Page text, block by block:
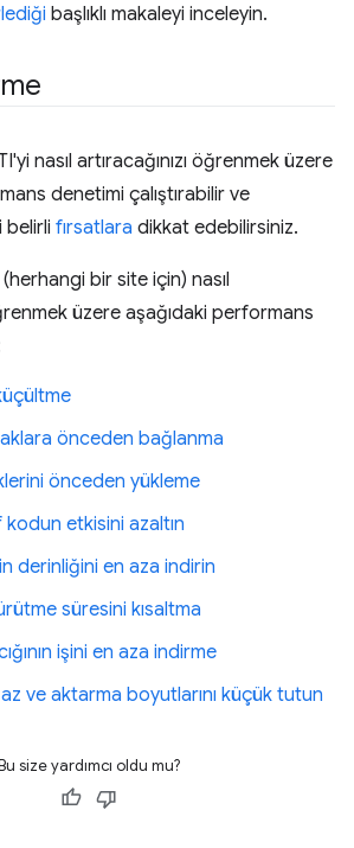
başlıklı makaleyi inceleyin.
nasıl artıracağınızı öğrenmek üzere
denetimi çalıştırabilir ve
belirli fırsatlara dikkat edebilirsiniz.
bir site için) nasıl
üzere aşağıdaki performans
önceden bağlanma
önceden yükleme
etkisini azaltın
derinliğini en aza indirin
süresini kısaltma
işini en aza indirme
az ve aktarma boyutlarını küçük tutun
size yardımcı oldu mu?